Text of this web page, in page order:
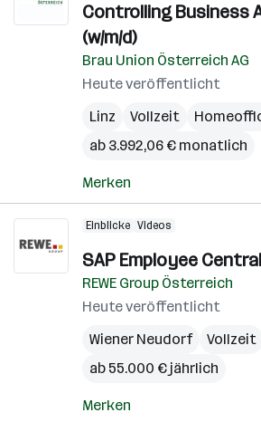
Controlling Business
(w/m/d)
Brau Union Österreich AG
Heute veröffentlicht
Linz
Vollzeit
ab 3.992,06 € monatlich
Merken
Einblicke Videos
SAP Employee
REWE Group Österreich
Heute veröffentlicht
Wiener Neudorf
Vollzeit
ab 55.000 € jährlich
Merken